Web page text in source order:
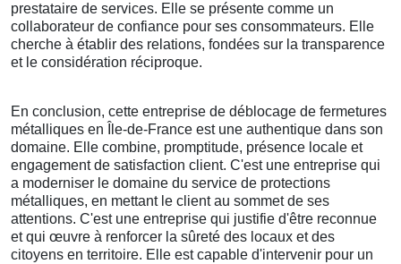
prestataire de services. Elle se présente comme un
collaborateur de confiance pour ses consommateurs. Elle
cherche à établir des relations, fondées sur la transparence
et le considération réciproque.
En conclusion, cette entreprise de déblocage de fermetures
métalliques en Île-de-France est une authentique dans son
domaine. Elle combine, promptitude, présence locale et
engagement de satisfaction client. C'est une entreprise qui
a moderniser le domaine du service de protections
métalliques, en mettant le client au sommet de ses
attentions. C'est une entreprise qui justifie d'être reconnue
et qui œuvre à renforcer la sûreté des locaux et des
citoyens en territoire. Elle est capable d'intervenir pour un